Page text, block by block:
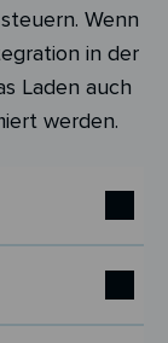
Wenn
in der
Laden auch
werden.